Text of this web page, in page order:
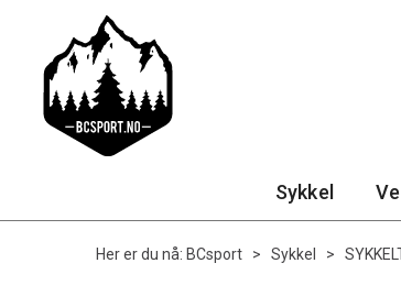
Sykkel
Her er du nå: BCsport > Sykkel >